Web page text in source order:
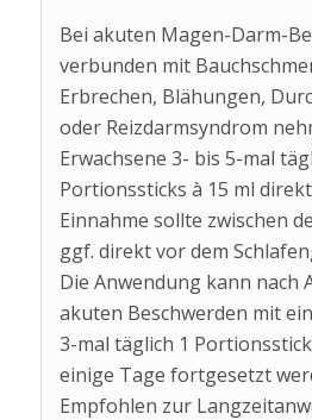
Bei akuten Magen-Darm-
verbunden mit
Erbrechen, Blähungen,
oder Reizdarmsyndrom
Erwachsene 3- bis 5-mal
Portionssticks à 15 ml
Einnahme sollte zwischen
ggf. direkt vor dem
Die Anwendung kann nach
akuten Beschwerden mit
3-mal täglich 1
einige Tage fortgesetzt
Empfohlen zur